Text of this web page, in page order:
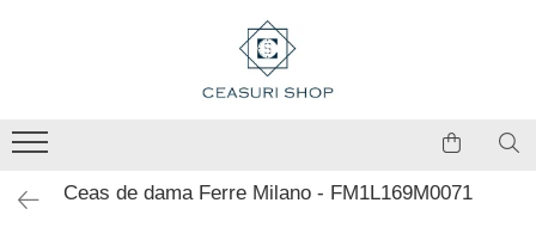
Ceas de dama Ferre Milano - FM1L169M0071